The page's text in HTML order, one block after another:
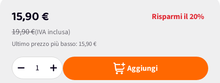
15,90 €
19,90 €(IVA inclusa)
Risparmi il20%
Ultimo prezzo più basso: 15,90 €
Quantità Aggiungi